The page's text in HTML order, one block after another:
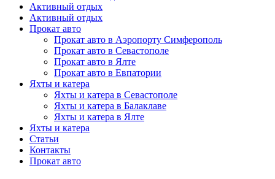
Активный отдых
Активный отдых
Прокат авто
Прокат авто в Аэропорту Симферополь
Прокат авто в Севастополе
Прокат авто в Ялте
Прокат авто в Евпатории
Яхты и катера
Яхты и катера в Севастополе
Яхты и катера в Балаклаве
Яхты и катера в Ялте
Яхты и катера
Статьи
Контакты
Прокат авто